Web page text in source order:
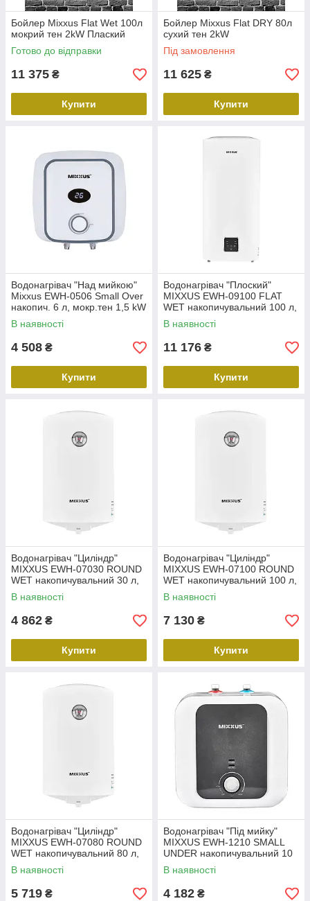
Бойлер Mixxus Flat Wet 100л
мокрий тен 2kW Плаский
Готово до відправки
11 375 ₴
Купити
Бойлер Mixxus Flat DRY 80л
сухий тен 2kW
Під замовлення
11 625 ₴
Купити
Водонагрівач "Над мийкою"
Mixxus EWH-0506 Small Over
накопич. 6 л, мокр.тен 1,5 kW
(WH0020)
В наявності
4 508 ₴
Купити
Водонагрівач "Плоский"
MIXXUS EWH-09100 FLAT
WET накопичувальний 100 л,
мокрий тен 2 kW (WH0596)
В наявності
11 176 ₴
Купити
Водонагрівач "Циліндр"
MIXXUS EWH-07030 ROUND
WET накопичувальний 30 л,
мокрий тен 1,5 kW (WH0600)
В наявності
4 862 ₴
Купити
Водонагрівач "Циліндр"
MIXXUS EWH-07100 ROUND
WET накопичувальний 100 л,
мокрий тен 1,5 kW (WH0603)
В наявності
7 130 ₴
Купити
Водонагрівач "Циліндр"
MIXXUS EWH-07080 ROUND
WET накопичувальний 80 л,
мокрий тен 1,5 kW (WH0602)
В наявності
5 719 ₴
Водонагрівач "Під мийку"
MIXXUS EWH-1210 SMALL
UNDER накопичувальний 10
л, мокрий тен 1,5 kW
(WH0604)
В наявності
4 182 ₴